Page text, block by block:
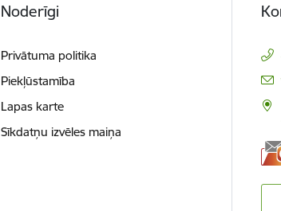
Noderīgi
Privātuma politika
Piekļūstamība
Lapas karte
Sīkdatņu izvēles maiņa